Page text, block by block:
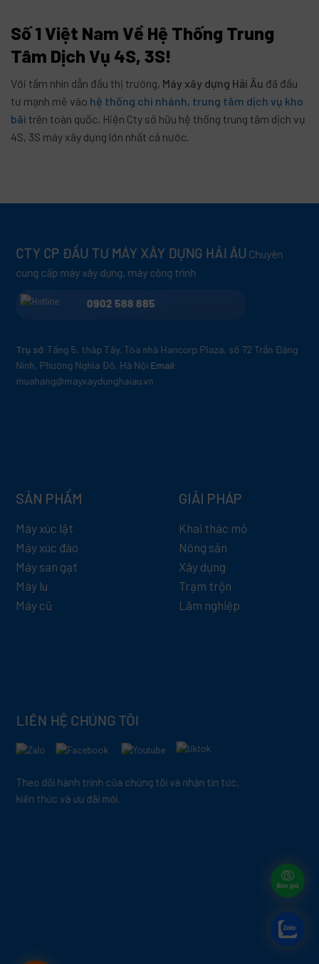
Số 1 Việt Nam Về Hệ Thống Trung
Tâm Dịch Vụ 4S, 3S!
Với tầm nhìn dẫn đầu thị trường, Máy xây dựng Hải Âu đã đầu
tư mạnh mẽ vào hệ thống chi nhánh, trung tâm dịch vụ kho
bãi trên toàn quốc. Hiện Cty sở hữu hệ thống trung tâm dịch vụ
4S, 3S máy xây dựng lớn nhất cả nước.
CTY CP ĐẦU TƯ MÁY XÂY DỰNG HẢI ÂU Chuyên
cung cấp máy xây dựng, máy công trình
0902 588 885
Trụ sở:Tầng 5, tháp Tây, Tòa nhà Hancorp Plaza, số 72 Trần Đăng
Ninh, Phường Nghĩa Đô, Hà Nội Email:
muahang@mayxaydunghaiau.vn
SẢN PHẨM
Máy xúc lật
Máy xúc đào
Máy san gạt
Máy lu
Máy cũ
GIẢI PHÁP
Khai thác mỏ
Nông sản
Xây dựng
Trạm trộn
Lâm nghiệp
LIÊN HỆ CHÚNG TÔI
Theo dõi hành trình của chúng tôi và nhận tin tức,
kiến thức và ưu đãi mới.